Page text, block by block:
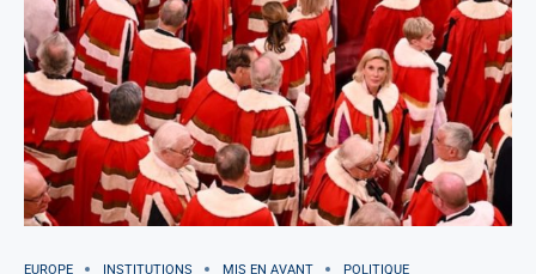
EUROPE INSTITUTIONS MIS EN AVANT POLITIQUE